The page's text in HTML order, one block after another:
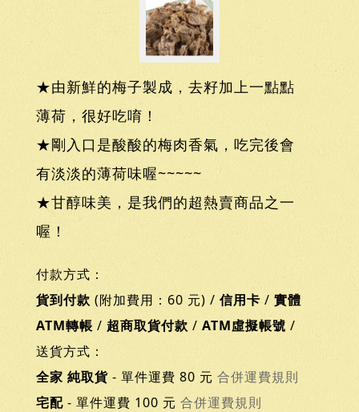
★由新鮮的梅子製成，去籽加上一點點
薄荷，很好吃唷！
★剛入口是酸酸的梅肉香氣，吃完後會
有淡淡的薄荷味喔~~~~~
★甘醇味美，是我們的超熱賣商品之一
喔！
付款方式：
貨到付款 (附加費用：60 元) / 信用卡 / 實體
ATM轉帳 / 超商取貨付款 / ATM虛擬帳號 /
送貨方式：
全家 純取貨 - 單件運費 80 元 合併運費規則
宅配 - 單件運費 100 元 合併運費規則